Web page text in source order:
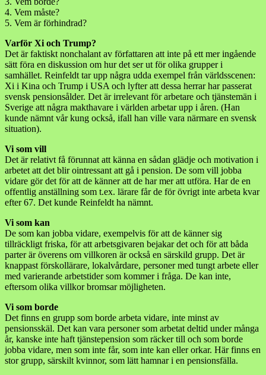
4. Vem måste?
5. Vem är förhindrad?
Varför Xi och Trump?
Det är faktiskt nonchalant av författaren att inte på ett mer ingående
sätt föra en diskussion om hur det ser ut för olika grupper i
samhället. Reinfeldt tar upp några udda exempel från världsscenen:
Xi i Kina och Trump i USA och lyfter att dessa herrar har passerat
svensk pensionsålder. Det är irrelevant för arbetare och tjänstemän i
Sverige att några makthavare i världen arbetar upp i åren. (Han
kunde nämnt vår kung också, ifall han ville vara närmare en svensk
situation).
Vi som vill
Det är relativt få förunnat att känna en sådan glädje och motivation i
arbetet att det blir ointressant att gå i pension. De som vill jobba
vidare gör det för att de känner att de har mer att utföra. Har de en
offentlig anställning som t.ex. lärare får de för övrigt inte arbeta kvar
efter 67. Det kunde Reinfeldt ha nämnt.
Vi som kan
De som kan jobba vidare, exempelvis för att de känner sig
tillräckligt friska, för att arbetsgivaren bejakar det och för att båda
parter är överens om villkoren är också en särskild grupp. Det är
knappast förskollärare, lokalvårdare, personer med tungt arbete eller
med varierande arbetstider som kommer i fråga. De kan inte,
eftersom olika villkor bromsar möjligheten.
Vi som borde
Det finns en grupp som borde arbeta vidare, inte minst av
pensionsskäl. Det kan vara personer som arbetat deltid under många
år, kanske inte haft tjänstepension som räcker till och som borde
jobba vidare, men som inte får, som inte kan eller orkar. Här finns en
stor grupp, särskilt kvinnor, som lätt hamnar i en pensionsfälla.